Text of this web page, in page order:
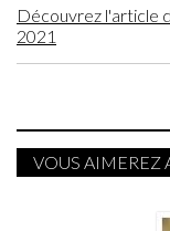
Découvrez l'article
2021
VOUS AIMEREZ